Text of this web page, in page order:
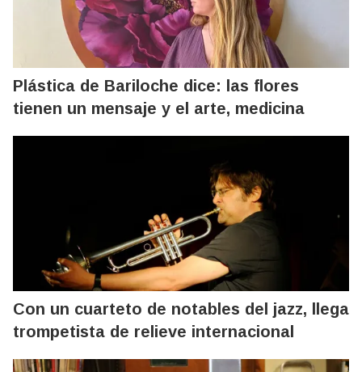
Plástica de Bariloche dice: las flores
tienen un mensaje y el arte, medicina
Con un cuarteto de notables del jazz, llega
trompetista de relieve internacional